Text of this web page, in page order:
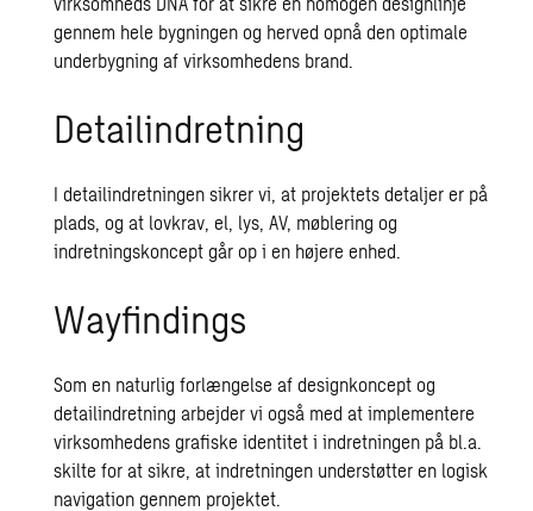
gennem hele bygningen og herved opnå den optimale
underbygning af virksomhedens brand.
Detailindretning
I detailindretningen sikrer vi, at projektets detaljer er på
plads, og at lovkrav, el, lys, AV, møblering og
indretningskoncept går op i en højere enhed.
Wayfindings
Som en naturlig forlængelse af designkoncept og
detailindretning arbejder vi også med at implementere
virksomhedens grafiske identitet i indretningen på bl.a.
skilte for at sikre, at indretningen understøtter en logisk
navigation gennem projektet.